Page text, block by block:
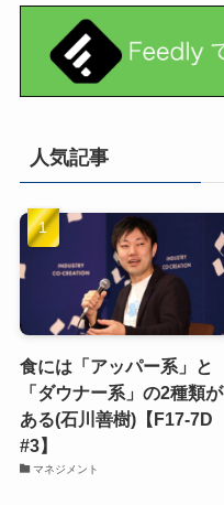
人気記事
食には「アッパー系」と
「ダウナー系」の2種類が
ある(石川善樹)【F17-7D
#3】
マネジメント